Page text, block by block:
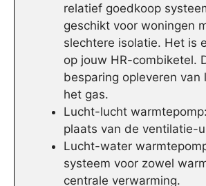
relatief goedkoop
geschikt voor woningen
slechtere isolatie. Het is
op jouw HR-combiketel.
besparing opleveren van
het gas.
Lucht-lucht
plaats van de ventilatie-
Lucht-water
systeem voor zowel
centrale verwarming.